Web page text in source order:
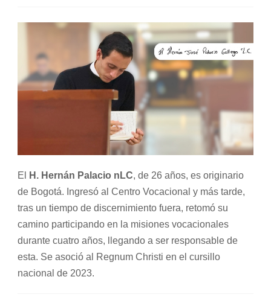
El H. Hernán Palacio nLC, de 26 años, es originario
de Bogotá. Ingresó al Centro Vocacional y más tarde,
tras un tiempo de discernimiento fuera, retomó su
camino participando en la misiones vocacionales
durante cuatro años, llegando a ser responsable de
esta. Se asoció al Regnum Christi en el cursillo
nacional de 2023.